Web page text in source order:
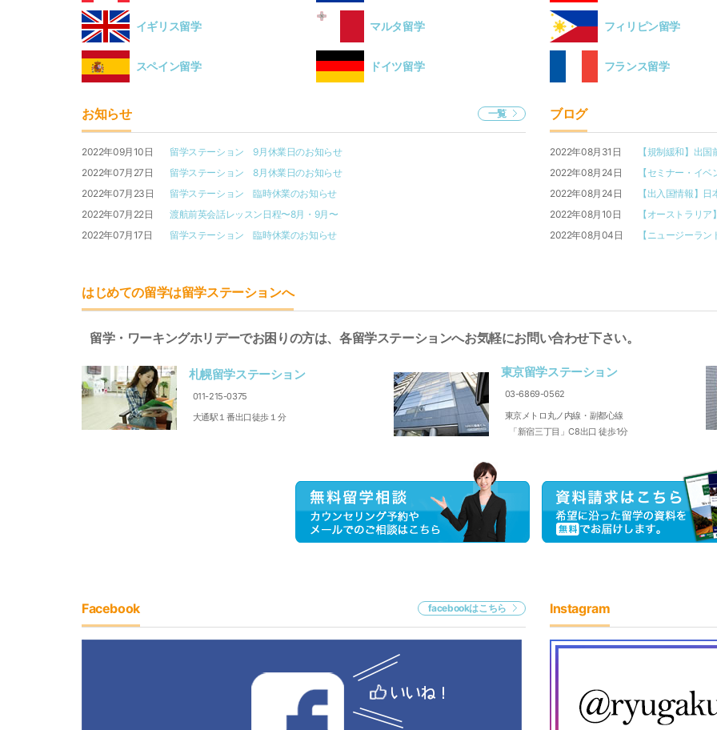
イギリス留学 マルタ留学 フィリピン留学
スペイン留学 ドイツ留学 フランス留学
お知らせ 一覧
2022年09月10日
留学ステーション 9月休業日のお知らせ
2022年07月27日
留学ステーション 8月休業日のお知らせ
2022年07月23日
留学ステーション 臨時休業のお知らせ
2022年07月22日
渡航前英会話レッスン日程〜8月・9月〜
2022年07月17日
留学ステーション 臨時休業のお知らせ
ブログ
2022年08月31日
【規制緩和】出
2022年08月24日
【セミナー・イ
2022年08月24日
【出入国情報】
2022年08月10日
【オーストラリ
2022年08月04日
【ニュージーラ
はじめての留学は留学ステーションへ
留学・ワーキングホリデーでお困りの方は、各留学ステーションへお気軽にお問い合わせ下さい。
札幌留学ステーション
011-215-0375
大通駅１番出口徒歩１分
東京留学ステーション
03-6869-0562
東京メトロ丸ノ内線・副都心線
「新宿三丁目」C8出口 徒歩1分
Facebook facebookはこちら Instagram